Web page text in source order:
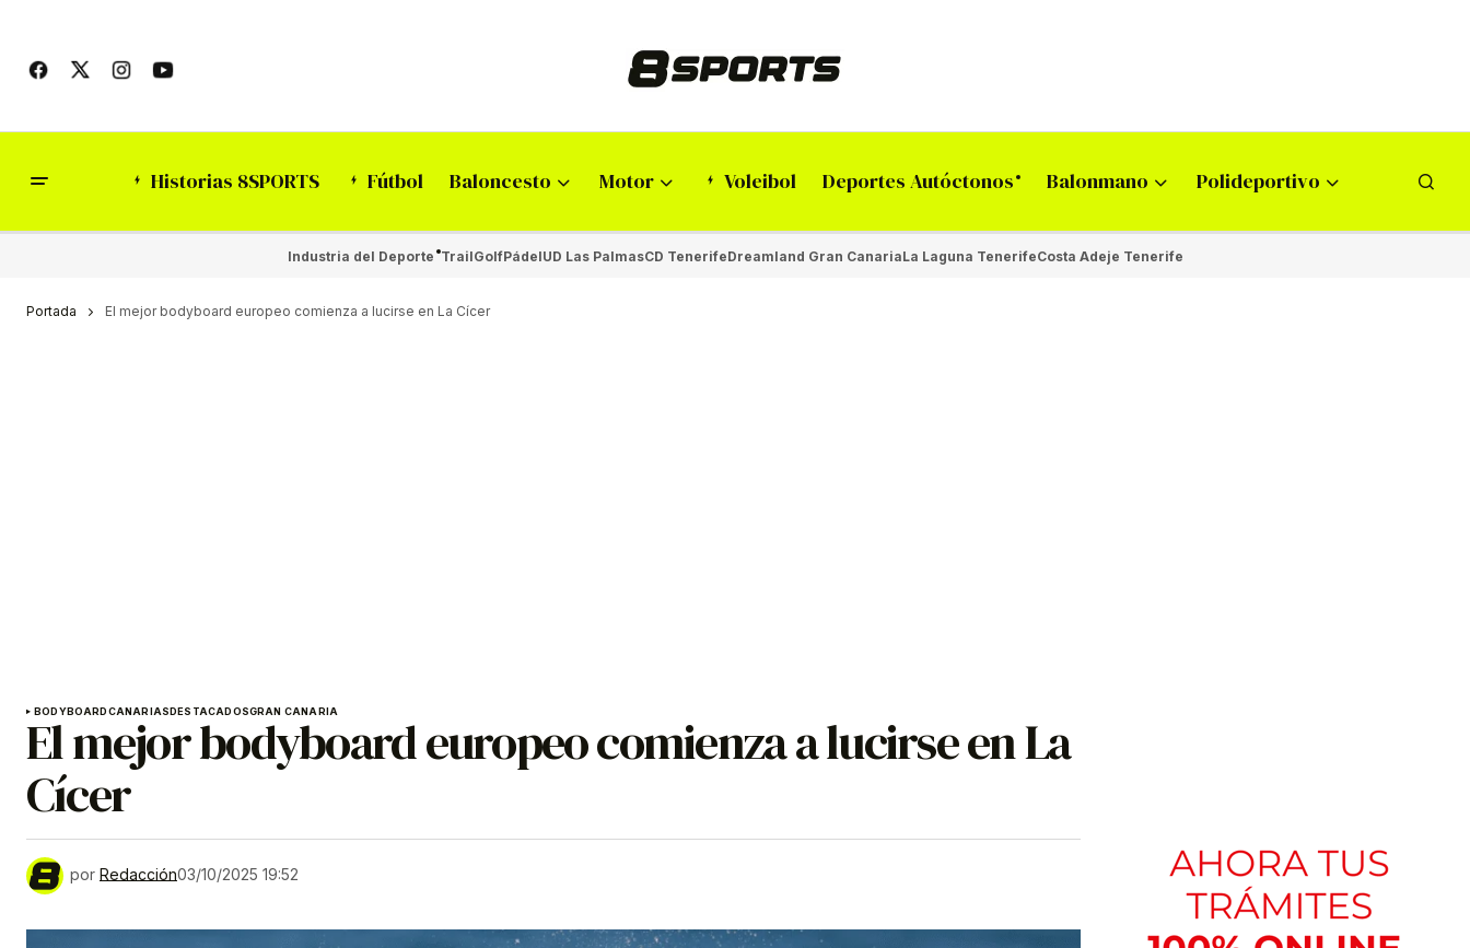
Historias 8SPORTS Fútbol Baloncesto Motor Voleibol Deportes Autóctonos Balonmano Polideportivo
Industria del Deporte TrailGolfPádelUD Las PalmasCD TenerifeDreamland Gran CanariaLa Laguna TenerifeCosta Adeje Tenerife
Portada El mejor bodyboard europeo comienza a lucirse en La Cícer
BODYBOARDCANARIASDESTACADOSGRAN CANARIA
El mejor bodyboard europeo comienza a lucirse en La
Cícer
por Redacción03/10/2025 19:52